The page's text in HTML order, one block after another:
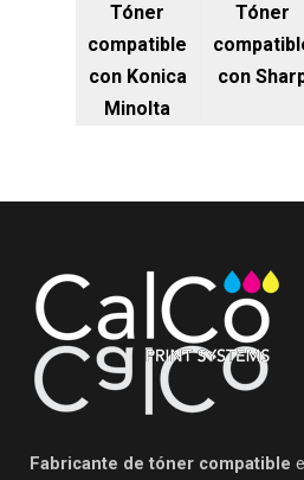
Tóner
compatible
con Konica
Minolta
Tóner
con
Fabricante de tóner compatible